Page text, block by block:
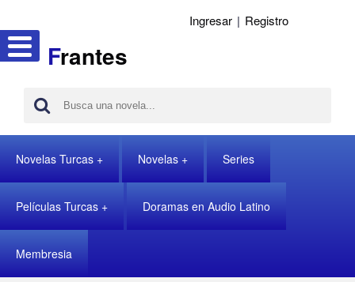
Frantes
Ingresar | Registro
Novelas Turcas Novelas Series
Películas Turcas Doramas en Audio Latino
Membresia